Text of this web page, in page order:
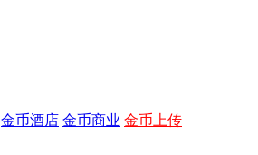
金币酒店 金币商业 金币上传